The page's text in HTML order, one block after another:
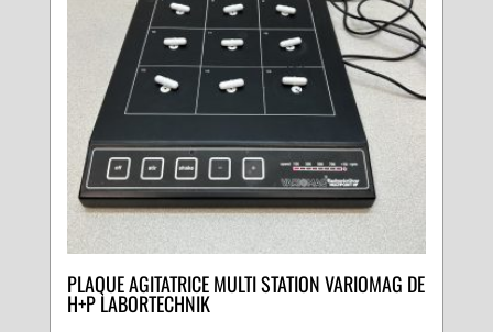
PLAQUE AGITATRICE MULTI STATION VARIOMAG DE
H+P LABORTECHNIK